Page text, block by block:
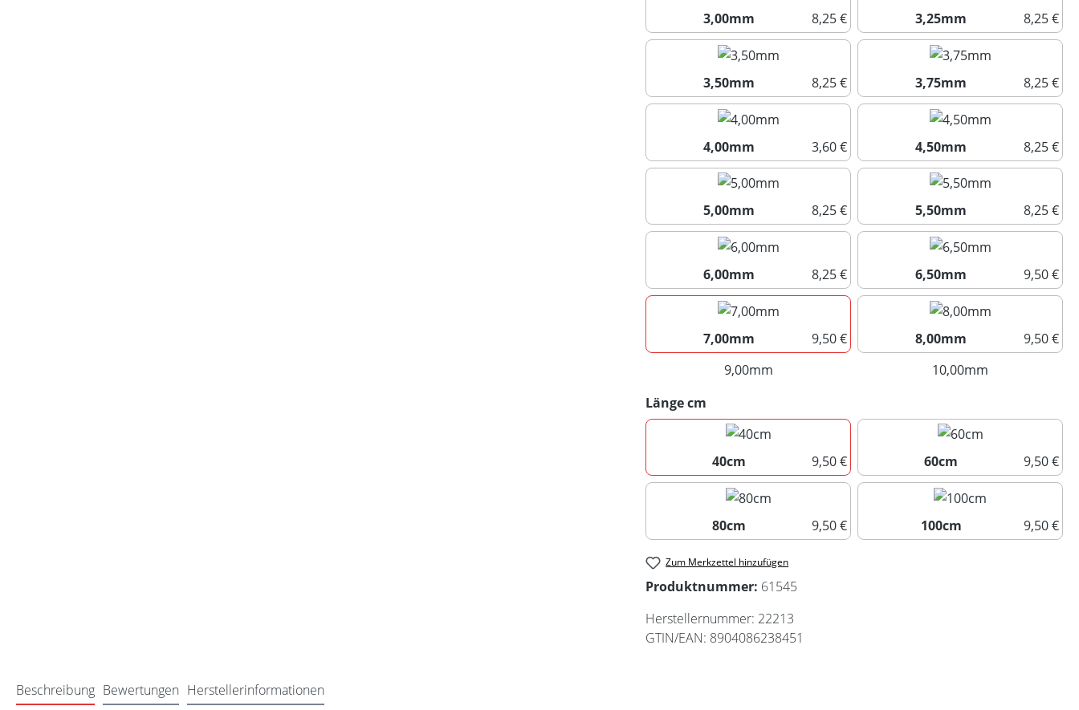
3,00mm
8,25 €
3,00mm
3,25mm
8,25 €
3,25mm
3,50mm
8,25 €
3,50mm
3,75mm
8,25 €
3,75mm
4,00mm
3,60 €
4,00mm
4,50mm
8,25 €
4,50mm
5,00mm
8,25 €
5,00mm
5,50mm
8,25 €
5,50mm
6,00mm
8,25 €
6,00mm
6,50mm
9,50 €
6,50mm
7,00mm
9,50 €
7,00mm
8,00mm
9,50 €
8,00mm
9,00mm(Diese Option ist zurzeit nicht verfügbar.)
10,00mm
Länge cm
40cm
9,50 €
40cm
60cm
9,50 €
60cm
80cm
9,50 €
100cm
9,50 €
Zum Merkzettel hinzufügen
Produktnummer: 61545
Herstellernummer: 22213
GTIN/EAN: 8904086238451
Beschreibung Bewertungen Herstellerinformationen